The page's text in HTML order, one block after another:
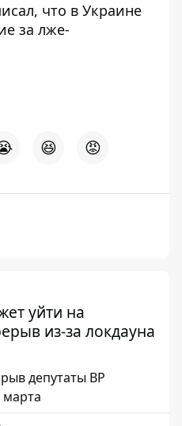
что в Украине
за лже-
😆 😡
уйти на
из-за локдауна
депутаты ВР
марта